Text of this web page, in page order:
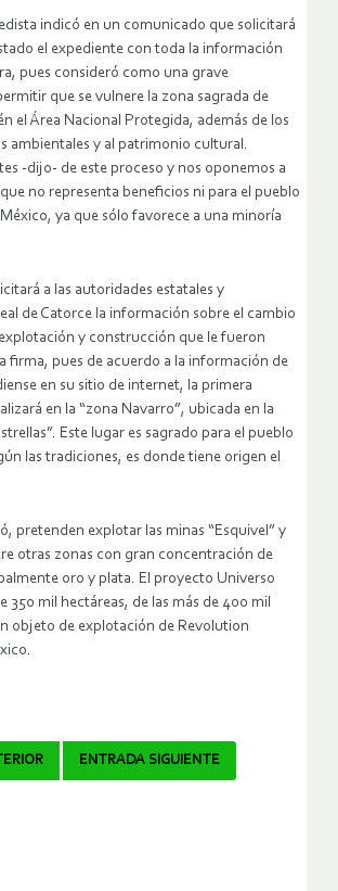
indicó en un comunicado que solicitará
el expediente con toda la información
pues consideró como una grave
que se vulnere la zona sagrada de
el Área Nacional Protegida, además de los
ambientales y al patrimonio cultural.
-dijo- de este proceso y nos oponemos a
no representa beneficios ni para el pueblo
ya que sólo favorece a una minoría
a las autoridades estatales y
de Catorce la información sobre el cambio
y construcción que le fueron
firma, pues de acuerdo a la información de
en su sitio de internet, la primera
en la “zona Navarro”, ubicada en la
Este lugar es sagrado para el pueblo
las tradiciones, es donde tiene origen el
pretenden explotar las minas “Esquivel” y
otras zonas con gran concentración de
oro y plata. El proyecto Universo
350 mil hectáreas, de las más de 400 mil
objeto de explotación de Revolution
ENTRADA SIGUIENTE